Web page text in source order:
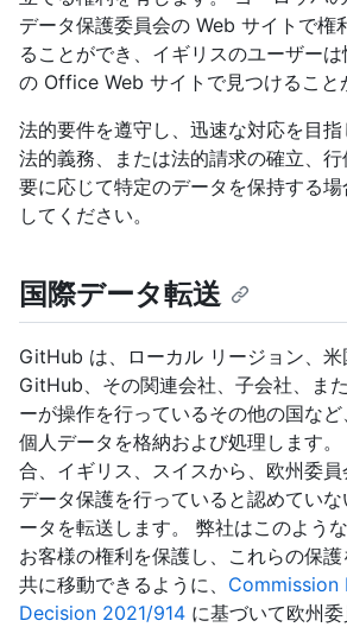
データ保護委員会の Web サイトで権
ることができ、イギリスのユーザー
の Office Web サイトで見つけること
法的要件を遵守し、迅速な対応を目指
法的義務、または法的請求の確立、
要に応じて特定のデータを保持する
してください。
国際データ転送
GitHub は、ローカル リージョン、
GitHub、その関連会社、子会社、ま
ーが操作を行っているその他の国な
個人データを格納および処理します
合、イギリス、スイスから、欧州委
データ保護を行っていると認めてい
ータを転送します。 弊社はこのよう
お客様の権利を保護し、これらの保
共に移動できるように、 Commission
Decision 2021/914 に基づいて欧州